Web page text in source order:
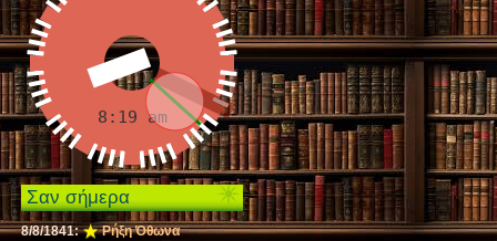
Σαν σήμερα
8/8/1841:
Ρήξη Όθωνα 